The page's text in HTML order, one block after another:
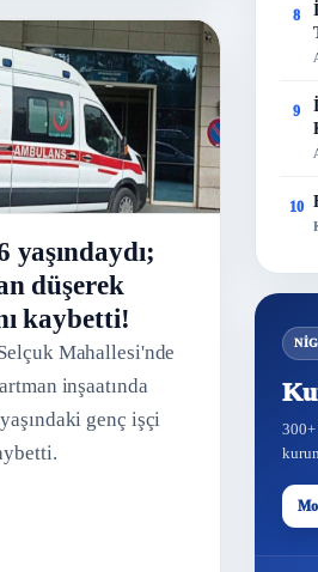
yaşındaydı;
düşerek
kaybetti!
Mahallesi'nde
inşaatında
genç işçi
8
9
10
300+
48